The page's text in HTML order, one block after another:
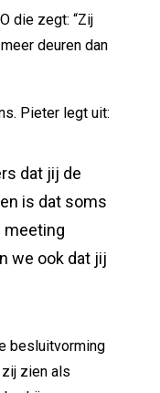
die zegt: “Zij
deuren dan
Pieter legt uit:
dat jij de
is dat soms
meeting
we ook dat jij
besluitvorming
zij zien als